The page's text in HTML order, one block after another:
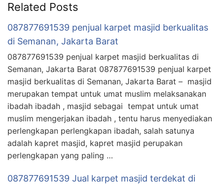
Related Posts
087877691539 penjual karpet masjid berkualitas
di Semanan, Jakarta Barat
087877691539 penjual karpet masjid berkualitas di
Semanan, Jakarta Barat 087877691539 penjual karpet
masjid berkualitas di Semanan, Jakarta Barat – masjid
merupakan tempat untuk umat muslim melaksanakan
ibadah ibadah , masjid sebagai tempat untuk umat
muslim mengerjakan ibadah , tentu harus menyediakan
perlengkapan perlengkapan ibadah, salah satunya
adalah kapret masjid, kapret masjid perupakan
perlengkapan yang paling …
087877691539 Jual karpet masjid terdekat di